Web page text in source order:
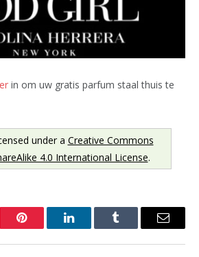
in om uw gratis parfum staal thuis te
under a Creative Commons
4.0 International License.
Pinterest LinkedInTumblr Email